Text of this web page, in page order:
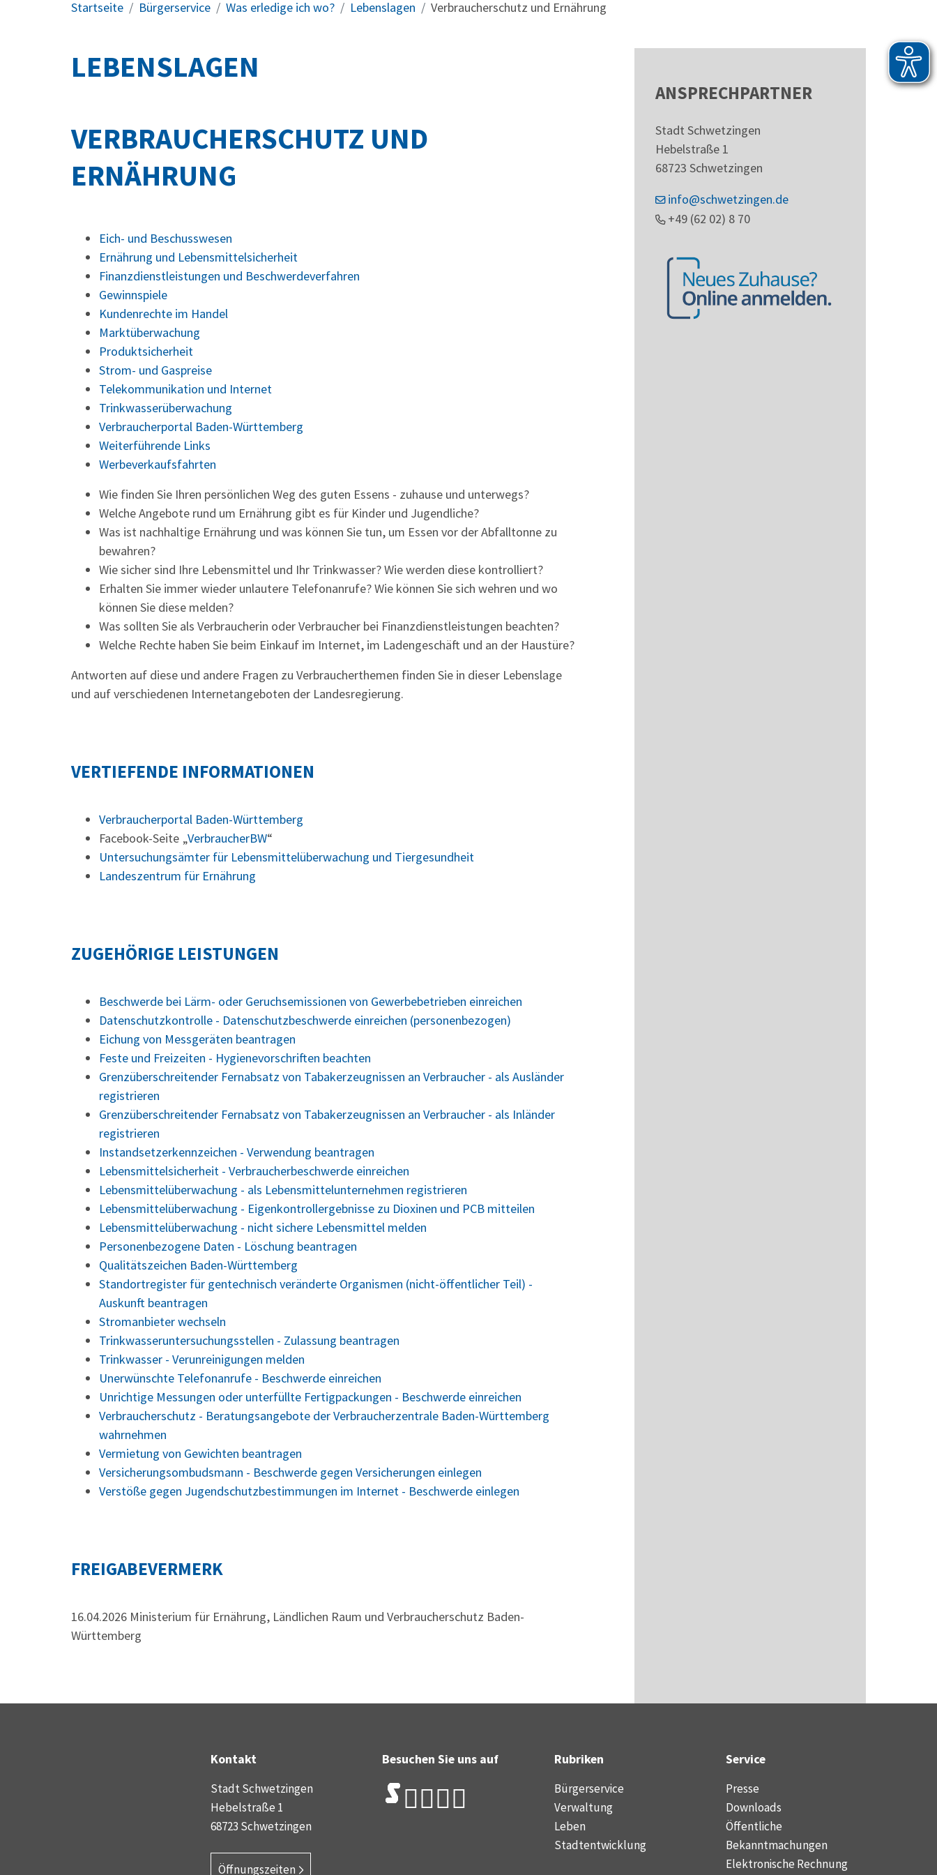
Startseite Bürgerservice Was erledige ich wo? Lebenslagen Verbraucherschutz und Ernährung
LEBENSLAGEN
VERBRAUCHERSCHUTZ UND
ERNÄHRUNG
Eich- und Beschusswesen
Ernährung und Lebensmittelsicherheit
Finanzdienstleistungen und Beschwerdeverfahren
Gewinnspiele
Kundenrechte im Handel
Marktüberwachung
Produktsicherheit
Strom- und Gaspreise
Telekommunikation und Internet
Trinkwasserüberwachung
Verbraucherportal Baden-Württemberg
Weiterführende Links
Werbeverkaufsfahrten
Wie finden Sie Ihren persönlichen Weg des guten Essens - zuhause und unterwegs?
Welche Angebote rund um Ernährung gibt es für Kinder und Jugendliche?
Was ist nachhaltige Ernährung und was können Sie tun, um Essen vor der Abfalltonne zu
bewahren?
Wie sicher sind Ihre Lebensmittel und Ihr Trinkwasser? Wie werden diese kontrolliert?
Erhalten Sie immer wieder unlautere Telefonanrufe? Wie können Sie sich wehren und wo
können Sie diese melden?
Was sollten Sie als Verbraucherin oder Verbraucher bei Finanzdienstleistungen beachten?
Welche Rechte haben Sie beim Einkauf im Internet, im Ladengeschäft und an der Haustüre?
Antworten auf diese und andere Fragen zu Verbraucherthemen finden Sie in dieser Lebenslage
und auf verschiedenen Internetangeboten der Landesregierung.
VERTIEFENDE INFORMATIONEN
Verbraucherportal Baden-Württemberg
Facebook-Seite „VerbraucherBW“
Untersuchungsämter für Lebensmittelüberwachung und Tiergesundheit
Landeszentrum für Ernährung
ZUGEHÖRIGE LEISTUNGEN
Beschwerde bei Lärm- oder Geruchsemissionen von Gewerbebetrieben einreichen
Datenschutzkontrolle - Datenschutzbeschwerde einreichen (personenbezogen)
Eichung von Messgeräten beantragen
Feste und Freizeiten - Hygienevorschriften beachten
Grenzüberschreitender Fernabsatz von Tabakerzeugnissen an Verbraucher - als Ausländer
registrieren
Grenzüberschreitender Fernabsatz von Tabakerzeugnissen an Verbraucher - als Inländer
registrieren
Instandsetzerkennzeichen - Verwendung beantragen
Lebensmittelsicherheit - Verbraucherbeschwerde einreichen
Lebensmittelüberwachung - als Lebensmittelunternehmen registrieren
Lebensmittelüberwachung - Eigenkontrollergebnisse zu Dioxinen und PCB mitteilen
Lebensmittelüberwachung - nicht sichere Lebensmittel melden
Personenbezogene Daten - Löschung beantragen
Qualitätszeichen Baden-Württemberg
Standortregister für gentechnisch veränderte Organismen (nicht-öffentlicher Teil) -
Auskunft beantragen
Stromanbieter wechseln
Trinkwasseruntersuchungsstellen - Zulassung beantragen
Trinkwasser - Verunreinigungen melden
Unerwünschte Telefonanrufe - Beschwerde einreichen
Unrichtige Messungen oder unterfüllte Fertigpackungen - Beschwerde einreichen
Verbraucherschutz - Beratungsangebote der Verbraucherzentrale Baden-Württemberg
wahrnehmen
Vermietung von Gewichten beantragen
Versicherungsombudsmann - Beschwerde gegen Versicherungen einlegen
Verstöße gegen Jugendschutzbestimmungen im Internet - Beschwerde einlegen
FREIGABEVERMERK
16.04.2026 Ministerium für Ernährung, Ländlichen Raum und Verbraucherschutz Baden-
Württemberg
ANSPRECHPARTNER
Stadt Schwetzingen
Hebelstraße 1
68723 Schwetzingen
info@schwetzingen.de
+49 (62 02) 8 70
Kontakt
Stadt Schwetzingen
Hebelstraße 1
68723 Schwetzingen
Öffnungszeiten
Besuchen Sie uns auf Rubriken
Bürgerservice
Verwaltung
Leben
Stadtentwicklung
Service
Presse
Downloads
Öffentliche
Bekanntmachungen
Elektronische Rechnung